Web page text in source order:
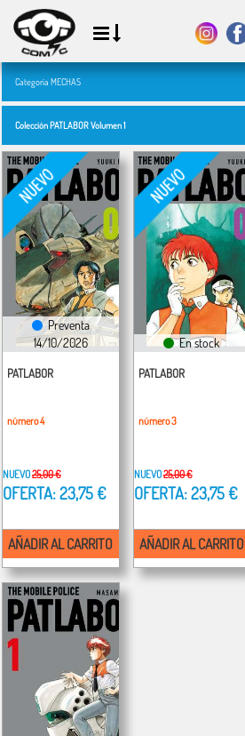
Categoría MECHAS
Colección PATLABOR Volumen 1
Preventa
14/10/2026
PATLABOR
número 4
NUEVO25,00 €
OFERTA: 23,75 €
AÑADIR AL CARRITO
En stock
PATLABOR
número 3
NUEVO25,00 €
OFERTA: 23,75 €
AÑADIR AL CARRITO